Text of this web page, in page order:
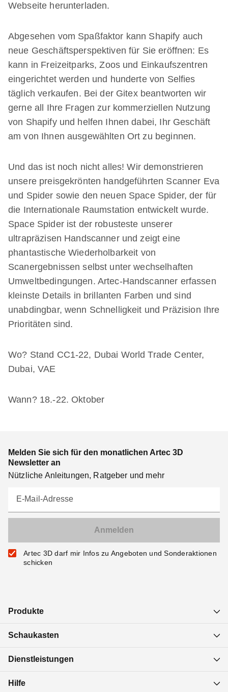
Webseite herunterladen.
Abgesehen vom Spaßfaktor kann Shapify auch
neue Geschäftsperspektiven für Sie eröffnen: Es
kann in Freizeitparks, Zoos und Einkaufszentren
eingerichtet werden und hunderte von Selfies
täglich verkaufen. Bei der Gitex beantworten wir
gerne all Ihre Fragen zur kommerziellen Nutzung
von Shapify und helfen Ihnen dabei, Ihr Geschäft
am von Ihnen ausgewählten Ort zu beginnen.
Und das ist noch nicht alles! Wir demonstrieren
unsere preisgekrönten handgeführten Scanner Eva
und Spider sowie den neuen Space Spider, der für
die Internationale Raumstation entwickelt wurde.
Space Spider ist der robusteste unserer
ultrapräzisen Handscanner und zeigt eine
phantastische Wiederholbarkeit von
Scanergebnissen selbst unter wechselhaften
Umweltbedingungen. Artec-Handscanner erfassen
kleinste Details in brillanten Farben und sind
unabdingbar, wenn Schnelligkeit und Präzision Ihre
Prioritäten sind.
Wo? Stand CC1-22, Dubai World Trade Center,
Dubai, VAE
Wann? 18.-22. Oktober
Melden Sie sich für den monatlichen Artec 3D
Newsletter an
Nützliche Anleitungen, Ratgeber und mehr
E-Mail-Adresse
Artec 3D darf mir Infos zu Angeboten und Sonderaktionen
schicken
Produkte
Schaukasten
Dienstleistungen
Hilfe